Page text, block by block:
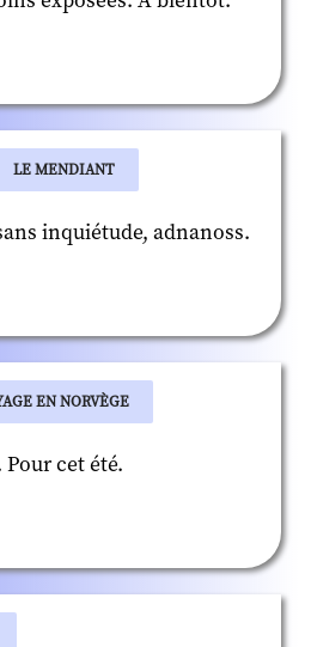
LE MENDIANT
inquiétude, adnanoss.
EN NORVÈGE
Pour cet été.